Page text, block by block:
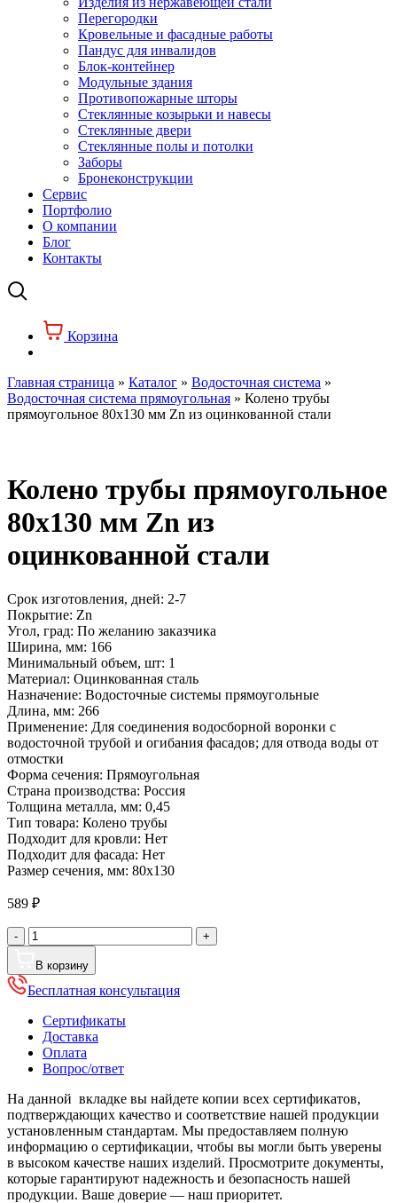
Перегородки
Кровельные и фасадные работы
Пандус для инвалидов
Блок-контейнер
Модульные здания
Противопожарные шторы
Стеклянные козырьки и навесы
Стеклянные двери
Стеклянные полы и потолки
Заборы
Бронеконструкции
Сервис
Портфолио
О компании
Блог
Контакты
Корзина
Главная страница » Каталог » Водосточная система »
Водосточная система прямоугольная » Колено трубы
прямоугольное 80х130 мм Zn из оцинкованной стали
Колено трубы прямоугольное
80х130 мм Zn из
оцинкованной стали
Срок изготовления, дней: 2-7
Покрытие: Zn
Угол, град: По желанию заказчика
Ширина, мм: 166
Минимальный объем, шт: 1
Материал: Оцинкованная сталь
Назначение: Водосточные системы прямоугольные
Длина, мм: 266
Применение: Для соединения водосборной воронки с
водосточной трубой и огибания фасадов; для отвода воды от
отмостки
Форма сечения: Прямоугольная
Страна производства: Россия
Толщина металла, мм: 0,45
Тип товара: Колено трубы
Подходит для кровли: Нет
Подходит для фасада: Нет
Размер сечения, мм: 80х130
589 ₽
-
Количество
товара
Колено
прямоугольное
80х130
мм
Zn
оцинкованной
стали
+
В корзину
Бесплатная консультация
Сертификаты
Доставка
Оплата
Вопрос/ответ
На данной вкладке вы найдете копии всех сертификатов,
подтверждающих качество и соответствие нашей продукции
установленным стандартам. Мы предоставляем полную
информацию о сертификации, чтобы вы могли быть уверены
в высоком качестве наших изделий. Просмотрите документы,
которые гарантируют надежность и безопасность нашей
продукции. Ваше доверие — наш приоритет.